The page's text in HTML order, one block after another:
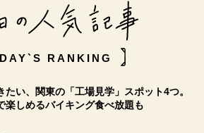
RANKING
たい、関東の「工場見学」スポット4つ。
楽しめるバイキング食べ放題も